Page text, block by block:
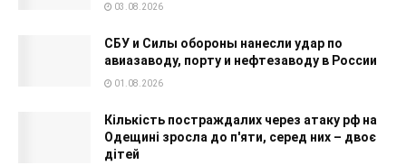
03.08.2026
СБУ и Силы обороны нанесли удар по
авиазаводу, порту и нефтезаводу в России
01.08.2026
Кількість постраждалих через атаку рф на
Одещині зросла до п'яти, серед них – двоє
дітей